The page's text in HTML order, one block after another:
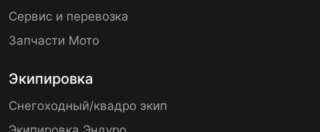
Сервис и перевозка
Запчасти Мото
Экипировка
Снегоходный/квадро экип